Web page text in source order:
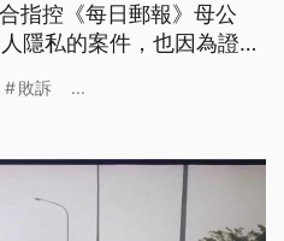
指控《每日郵報》母公
隱私的案件，也因為證據
敗訴 ...